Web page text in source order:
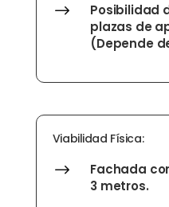
$
Posibilidad
plazas de
(Depende
Viabilidad Física:
$
Fachada
3 metros.